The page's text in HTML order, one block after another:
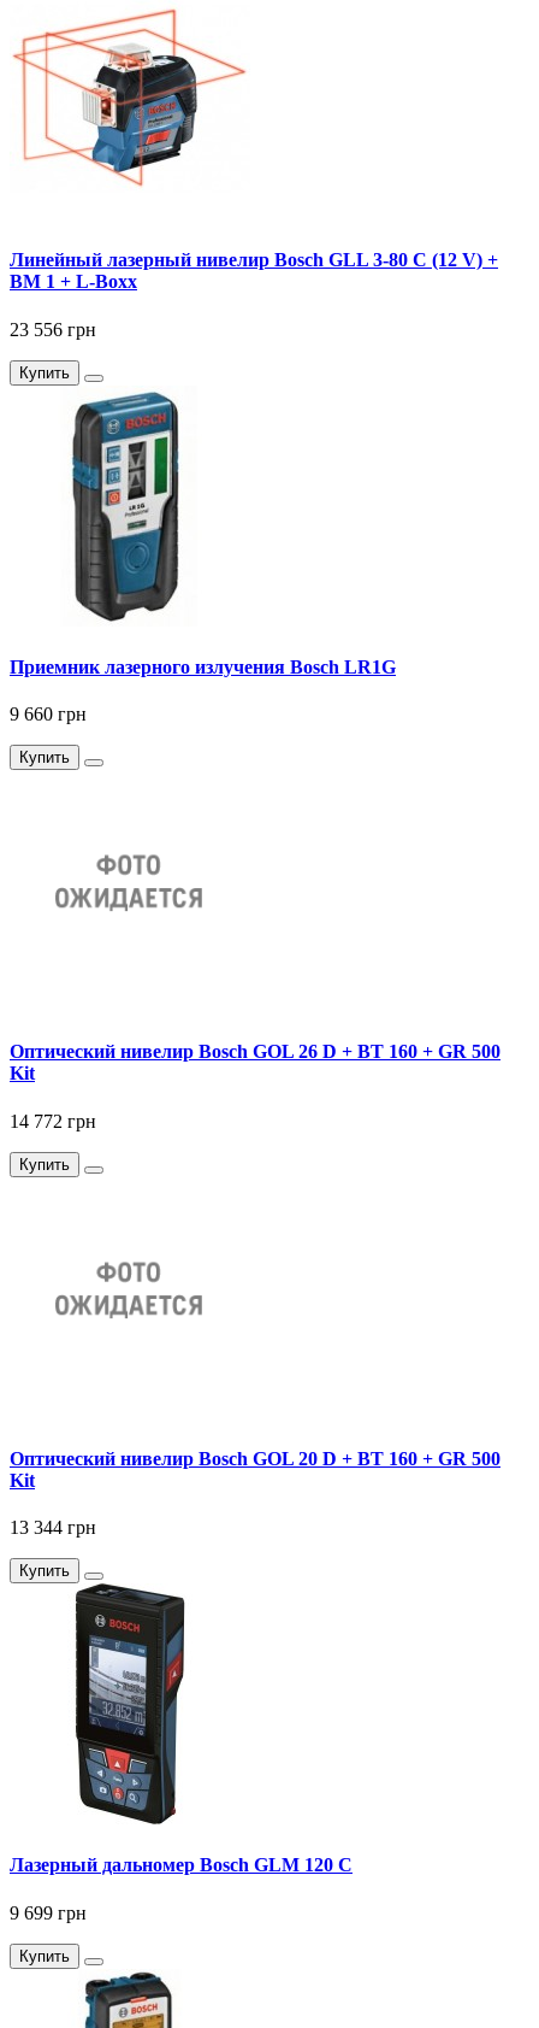
Линейный лазерный нивелир Bosch GLL 3-80 C (12 V) +
BM 1 + L-Boxx
23 556 грн
Купить
Приемник лазерного излучения Bosch LR1G
9 660 грн
Купить
Оптический нивелир Bosch GOL 26 D + BT 160 + GR 500
Kit
14 772 грн
Купить
Оптический нивелир Bosch GOL 20 D + BT 160 + GR 500
Kit
13 344 грн
Купить
Лазерный дальномер Bosch GLM 120 C
9 699 грн
Купить